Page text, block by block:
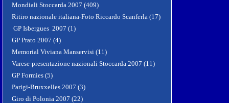
Mondiali Stoccarda 2007 (409)
Ritiro nazionale italiana-Foto Riccardo Scanferla (17)
GP Isbergues 2007 (1)
GP Prato 2007 (4)
Memorial Viviana Manservisi (11)
Varese-presentazione nazionali Stoccarda 2007 (11)
GP Formies (5)
Parigi-Bruxxelles 2007 (3)
Giro di Polonia 2007 (22)